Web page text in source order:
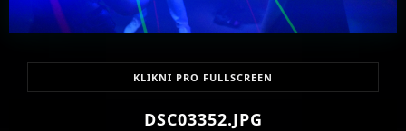
KLIKNI PRO FULLSCREEN
DSC03352.JPG